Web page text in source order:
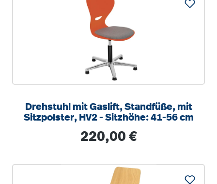
Drehstuhl mit Gaslift, Standfüße, mit
Sitzpolster, HV2 - Sitzhöhe: 41-56 cm
Regulärer Preis:
220,00 €